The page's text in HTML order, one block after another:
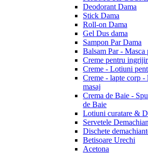
Deodorant Dama
Stick Dama
Roll-on Dama
Gel Dus dama
Sampon Par Dama
Balsam Par -
Creme pentru
Creme - Lotiuni
Creme - lapte corp
masaj
Crema de Baie -
de Baie
Lotiuni curatare &
Servetele
Dischete
Betisoare Urechi
Acetona